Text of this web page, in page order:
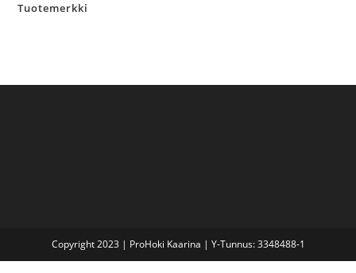
Tuotemerkki
Copyright 2023 | ProHoki Kaarina | Y-Tunnus: 3348488-1